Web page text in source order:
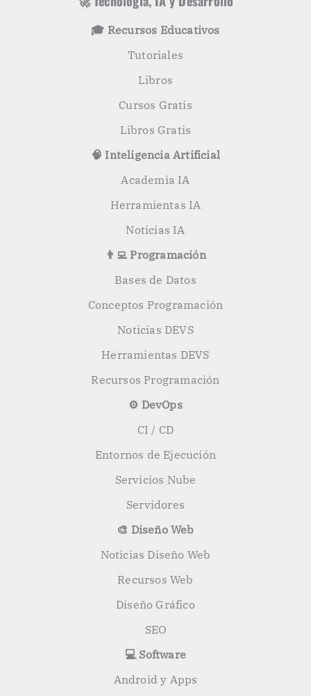
🎓 Recursos Educativos
Tutoriales
Libros
Cursos Gratis
Libros Gratis
🧠 Inteligencia Artificial
Academia IA
Herramientas IA
Noticias IA
👨‍💻 Programación
Bases de Datos
Conceptos Programación
Noticias DEVS
Herramientas DEVS
Recursos Programación
⚙️ DevOps
CI / CD
Entornos de Ejecución
Servicios Nube
Servidores
🎨 Diseño Web
Noticias Diseño Web
Recursos Web
Diseño Gráfico
SEO
💻 Software
Android y Apps